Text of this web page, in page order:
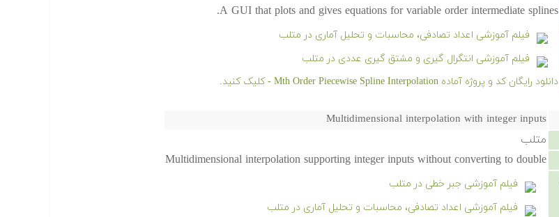
A GUI that plots and gives equations for variable order intermediate splines.
فیلم آموزشی اعداد تصادفی، محاسبات و تحلیل آماری در متلب
فیلم آموزشی انتگرال گیری و مشتق گیری عددی در متلب
دانلود رایگان کد و پروژه آماده Mth Order Piecewise Spline Interpolation - کلیک کنید.
Multidimensional interpolation with integer inputs
متلب
Multidimensional interpolation supporting integer inputs without converting to double
فیلم آموزشی جبر خطی در متلب
فیلم آموزشی اعداد تصادفی، محاسبات و تحلیل آماری در متلب